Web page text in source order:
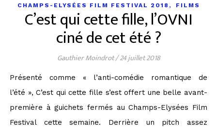
CHAMPS-ELYSÉES FILM FESTIVAL 2018 , FILMS
C’est qui cette fille, l’OVNI
ciné de cet été ?
Gauthier Moindrot/24 juillet 2018
Présenté comme « l’anti-comédie romantique de
l’été », C’est qui cette fille s’est offert une belle avant-
première à guichets fermés au Champs-Elysées Film
Festival cette semaine. Derrière un pitch assez